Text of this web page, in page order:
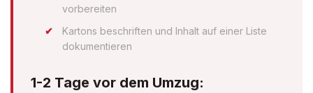
vorbereiten
Kartons beschriften und Inhalt auf einer Liste
dokumentieren
1-2 Tage vor dem Umzug: